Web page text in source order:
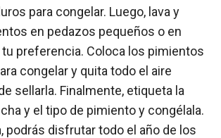
para congelar. Luego, lava y
en pedazos pequeños o en
preferencia. Coloca los pimientos
congelar y quita todo el aire
sellarla. Finalmente, etiqueta la
y el tipo de pimiento y congélala.
podrás disfrutar todo el año de los